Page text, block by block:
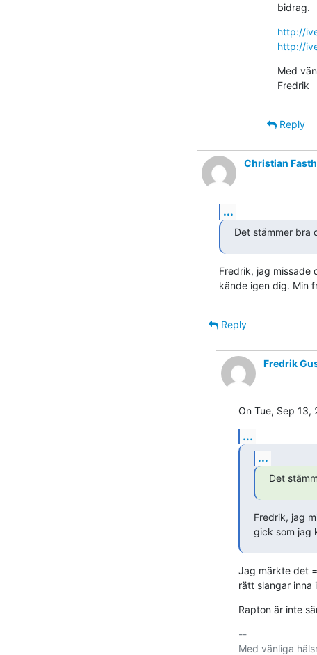
bidrag.
http://
http://
Med
Fredrik
Reply
Christian Fasth
...
Det stämmer bra
Fredrik, jag
kände igen dig. Min
Reply
Fredrik
On Tue, Sep 13,
...
...
Det
Fredrik, jag
gick som jag
Jag märkte det
rätt slangar inna
Rapton är inte
--
Med vänliga